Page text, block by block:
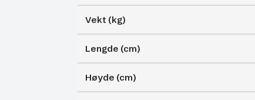
Vekt (kg)
Lengde (cm)
Høyde (cm)